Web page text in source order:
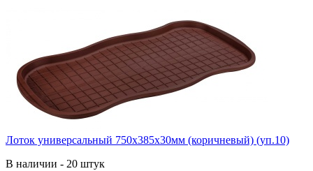
Лоток универсальный 750х385х30мм (коричневый) (уп.10)
В наличии - 20 штук